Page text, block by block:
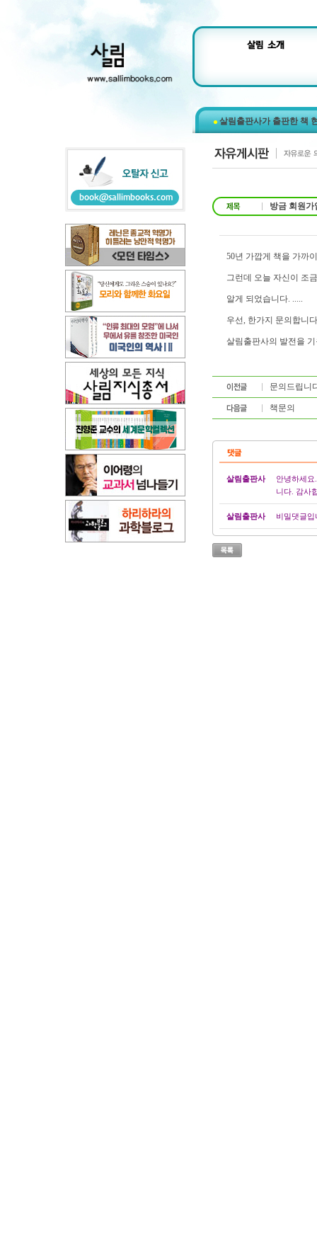
살림출판사가 출판한 책
방금 회원가
50년 가깝게 책을 가까
그런데 오늘 자신이 조
알게 되었습니다. .....
우선, 한가지 문의합니
살림출판사의 발전을
문의드립니
책문의
살림출판사
안녕하세
니다. 감사
살림출판사 비밀댓글입